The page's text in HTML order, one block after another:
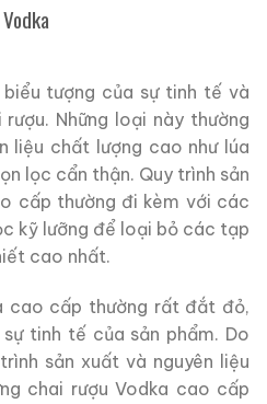
tượng của sự tinh tế và
Những loại này thường
liệu chất lượng cao như lúa
lọc cẩn thận. Quy trình sản
cấp thường đi kèm với các
kỹ lưỡng để loại bỏ các tạp
cao nhất.
cao cấp thường rất đắt đỏ,
tinh tế của sản phẩm. Do
sản xuất và nguyên liệu
chai rượu Vodka cao cấp